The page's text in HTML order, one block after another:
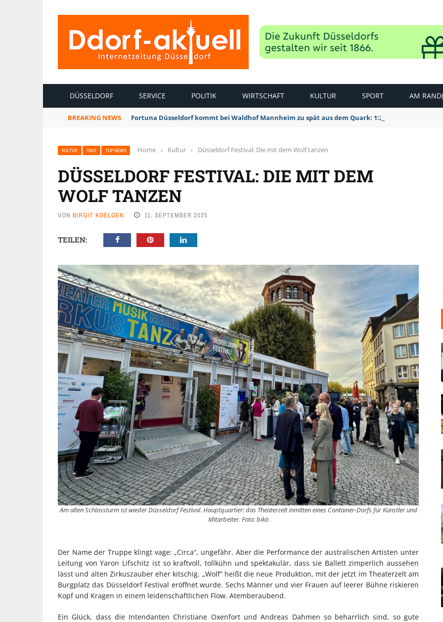
DÜSSELDORF SERVICE POLITIK WIRTSCHAFT KULTUR SPORT AM
BREAKING NEWS Fortuna Düsseldorf kommt bei Waldhof Mannheim zu spät aus dem Quark: 1:2 Niederlage
KULTUR TANZ TOP NEWS Home › Kultur › Düsseldorf Festival: Die mit dem Wolf tanzen
DÜSSELDORF FESTIVAL: DIE MIT DEM
WOLF TANZEN
VON BIRGIT KOELGEN 11. SEPTEMBER 2025
TEILEN:
Am alten Schlossturm ist wieder Düsseldorf Festival. Hauptquartier: das Theaterzelt inmitten eines Container-Dorfs für Künstler und
Mitarbeiter. Foto: bikö
Der Name der Truppe klingt vage: „Circa“, ungefähr. Aber die Performance der australischen Artisten unter
Leitung von Yaron Lifschitz ist so kraftvoll, tollkühn und spektakulär, dass sie Ballett zimperlich aussehen
lässt und alten Zirkuszauber eher kitschig. „Wolf“ heißt die neue Produktion, mit der jetzt im Theaterzelt am
Burgplatz das Düsseldorf Festival eröffnet wurde. Sechs Männer und vier Frauen auf leerer Bühne riskieren
Kopf und Kragen in einem leidenschaftlichen Flow. Atemberaubend.
Ein Glück, dass die Intendanten Christiane Oxenfort und Andreas Dahmen so beharrlich sind, so gute